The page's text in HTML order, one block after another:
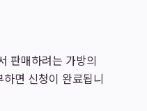
판매하려는 가방의
면 신청이 완료됩니